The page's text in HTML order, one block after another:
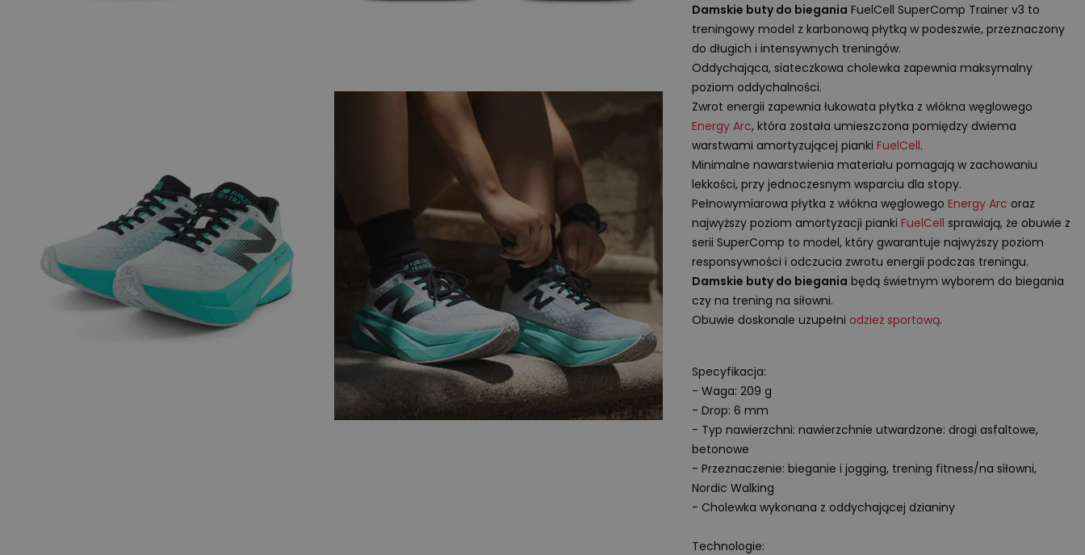
Damskie buty do biegania FuelCell SuperComp Trainer v3 to
treningowy model z karbonową płytką w podeszwie, przeznaczony
do długich i intensywnych treningów.
Oddychająca, siateczkowa cholewka zapewnia maksymalny
poziom oddychalności.
Zwrot energii zapewnia łukowata płytka z włókna węglowego
Energy Arc, która została umieszczona pomiędzy dwiema
warstwami amortyzującej pianki FuelCell.
Minimalne nawarstwienia materiału pomagają w zachowaniu
lekkości, przy jednoczesnym wsparciu dla stopy.
Pełnowymiarowa płytka z włókna węglowego Energy Arc oraz
najwyższy poziom amortyzacji pianki FuelCell sprawiają, że obuwie z
serii SuperComp to model, który gwarantuje najwyższy poziom
responsywności i odczucia zwrotu energii podczas treningu.
Damskie buty do biegania będą świetnym wyborem do biegania
czy na trening na siłowni.
Obuwie doskonale uzupełni odzież sportową.
Specyfikacja:
- Waga: 209 g
- Drop: 6 mm
- Typ nawierzchni: nawierzchnie utwardzone: drogi asfaltowe,
betonowe
- Przeznaczenie: bieganie i jogging, trening fitness/na siłowni,
Nordic Walking
- Cholewka wykonana z oddychającej dzianiny
Technologie: